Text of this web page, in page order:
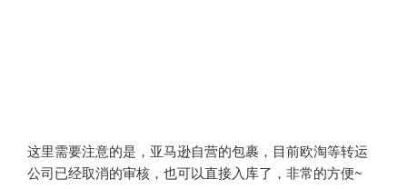
这里需要注意的是，亚马逊自营的包裹，目前欧淘等转运
公司已经取消的审核，也可以直接入库了，非常的方便~